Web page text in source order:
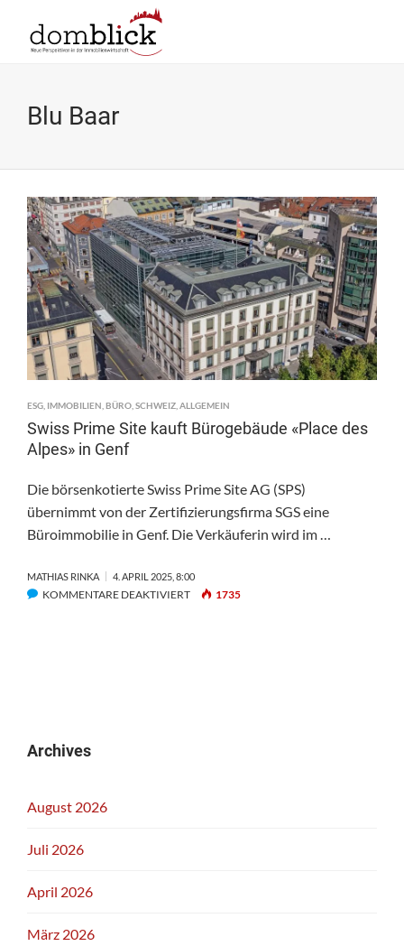
Blu Baar
ESG IMMOBILIEN BÜRO SCHWEIZ ALLGEMEIN
Swiss Prime Site kauft Bürogebäude «Place des
Alpes» in Genf
Die börsenkotierte Swiss Prime Site AG (SPS)
übernimmt von der Zertifizierungsfirma SGS eine
Büroimmobilie in Genf. Die Verkäuferin wird im …
MATHIAS RINKA 4. APRIL 2025, 8:00
KOMMENTARE DEAKTIVIERTFÜR 1735
Archives
August 2026
Juli 2026
April 2026
März 2026